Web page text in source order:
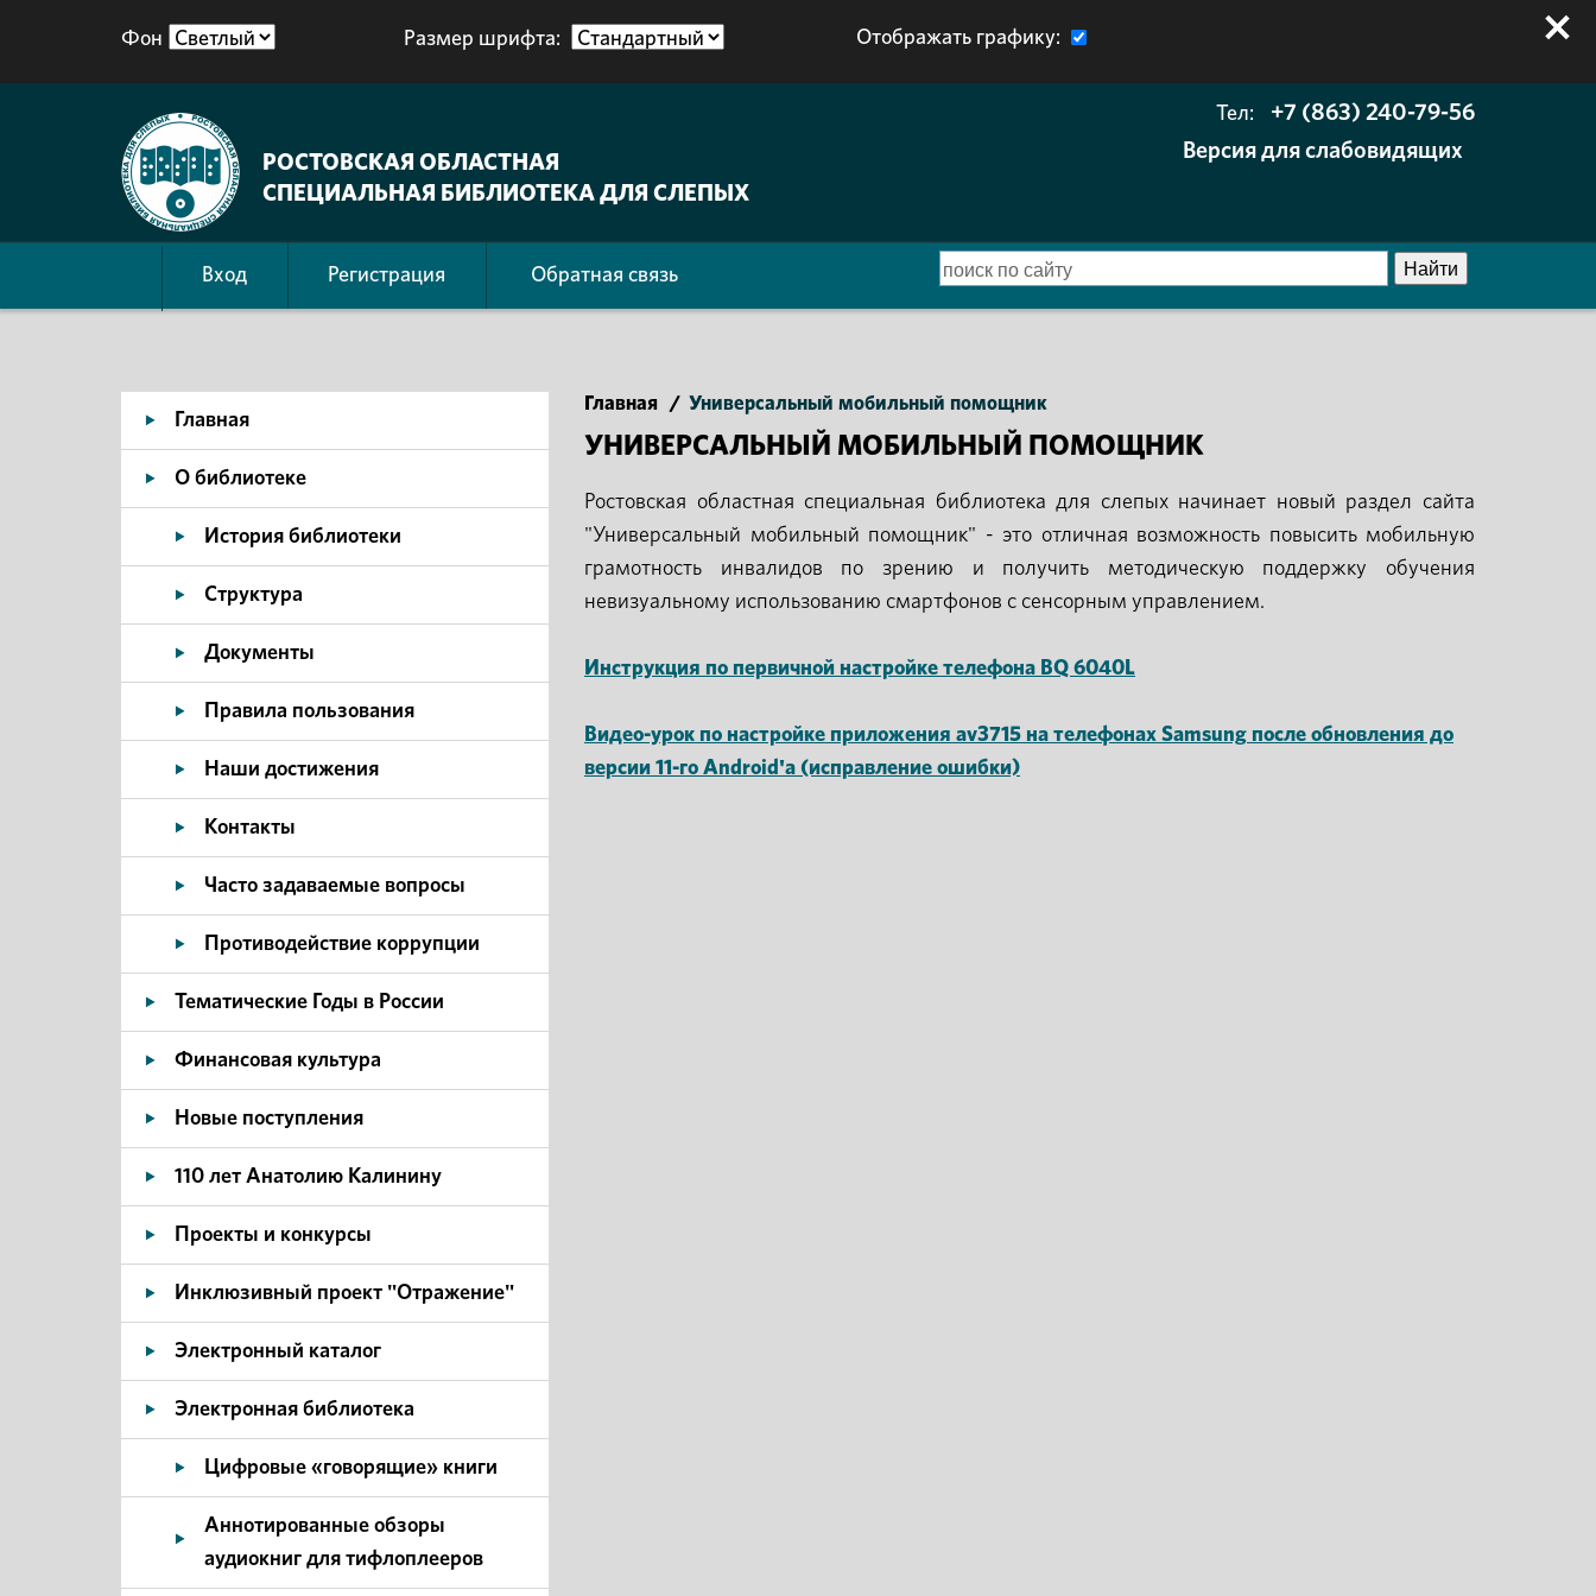
Фон Размер шрифта: Отображать графику:
РОСТОВСКАЯ ОБЛАСТНАЯ
СПЕЦИАЛЬНАЯ БИБЛИОТЕКА ДЛЯ СЛЕПЫХ
Тел:
+7 (863) 240-79-56
Версия для слабовидящих
Вход Регистрация Обратная связь
Главная
О библиотеке
История библиотеки
Структура
Документы
Правила пользования
Наши достижения
Контакты
Часто задаваемые вопросы
Противодействие коррупции
Тематические Годы в России
Финансовая культура
Новые поступления
110 лет Анатолию Калинину
Проекты и конкурсы
Инклюзивный проект "Отражение"
Электронный каталог
Электронная библиотека
Цифровые «говорящие» книги
Аннотированные обзоры
аудиокниг для тифлоплееров
Главная / Универсальный мобильный помощник
УНИВЕРСАЛЬНЫЙ МОБИЛЬНЫЙ ПОМОЩНИК
Ростовская областная специальная библиотека для слепых начинает новый раздел сайта
"Универсальный мобильный помощник" - это отличная возможность повысить мобильную
грамотность инвалидов по зрению и получить методическую поддержку обучения
невизуальному использованию смартфонов с сенсорным управлением.
Инструкция по первичной настройке телефона BQ 6040L
Видео-урок по настройке приложения av3715 на телефонах Samsung после обновления до
версии 11-го Android'а (исправление ошибки)